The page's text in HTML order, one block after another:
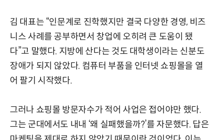
김 대표는 “인문계로 진학했지만 결국 다양한 경영, 비즈
니스 사례를 공부하면서 창업에 오히려 큰 도움이 됐
다”고 말했다. 지방에 산다는 것도 대학생이라는 신분도
장애가 되지 않았다. 컴퓨터 부품을 인터넷 쇼핑몰을 열
어 팔기 시작했다.
그러나 쇼핑몰 방문자수가 적어 사업은 접어야만 했다.
그는 군대에서도 내내 ‘왜 실패했을까?’를 자문했다. 답은